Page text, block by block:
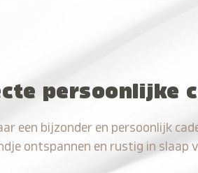
persoonlijke
een bijzonder en persoonlijk
ontspannen en rustig in